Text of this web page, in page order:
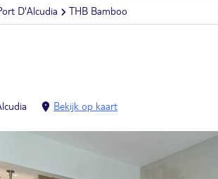
D'Alcudia THB Bamboo
Bekijk op kaart